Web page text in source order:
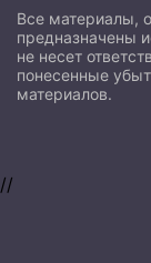
Все материалы,
предназначены
не несет
понесенные
материалов.
//